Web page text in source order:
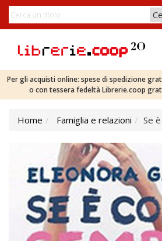
Per gli acquisti online: spese di spedizione
o con tessera fedeltà Librerie.coop
Home Famiglia e relazioni Se